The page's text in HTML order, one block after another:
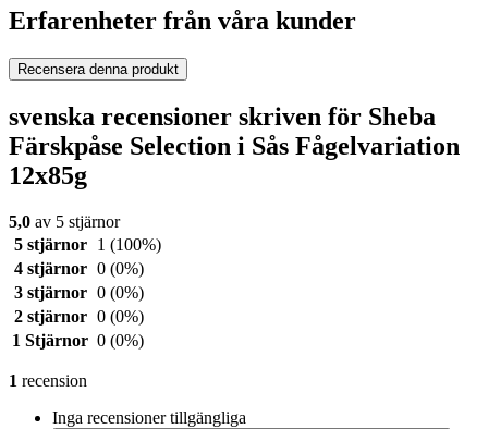
Erfarenheter från våra kunder
Recensera denna produkt
svenska recensioner skriven för Sheba
Färskpåse Selection i Sås Fågelvariation
12x85g
5,0 av 5 stjärnor
5 stjärnor
1 (100%)
4 stjärnor 0 (0%)
3 stjärnor 0 (0%)
2 stjärnor 0 (0%)
1 Stjärnor 0 (0%)
1 recension
Inga recensioner tillgängliga